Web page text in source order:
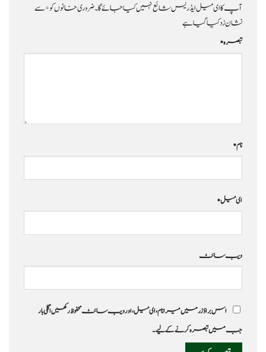
آپ کا ای میل ایڈریس شائع نہیں کیا جائے گا۔ضروری خانوں کو*سے
نشان زد کیا گیا ہے
تبصرہ*
نام*
ای میل*
ویب‌ سائٹ
اس براؤزر میں میرا نام، ای میل، اور ویب سائٹ محفوظ رکھیں اگلی بار
جب میں تبصرہ کرنے کےلیے۔